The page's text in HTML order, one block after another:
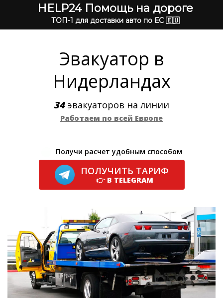
HELP24 Помощь на дороге
ТОП-1 для доставки авто по ЕС 🇪🇺
Эвакуатор в
Нидерландах
34эвакуаторов на линии
Работаем по всей Европе
Получи расчет удобным способом
ПОЛУЧИТЬ ТАРИФ
👉 В TELEGRAM